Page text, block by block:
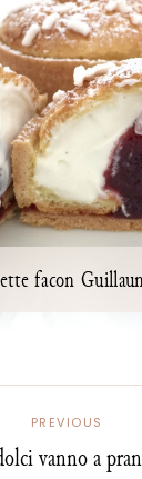
facon
PREVIOUS
vanno a